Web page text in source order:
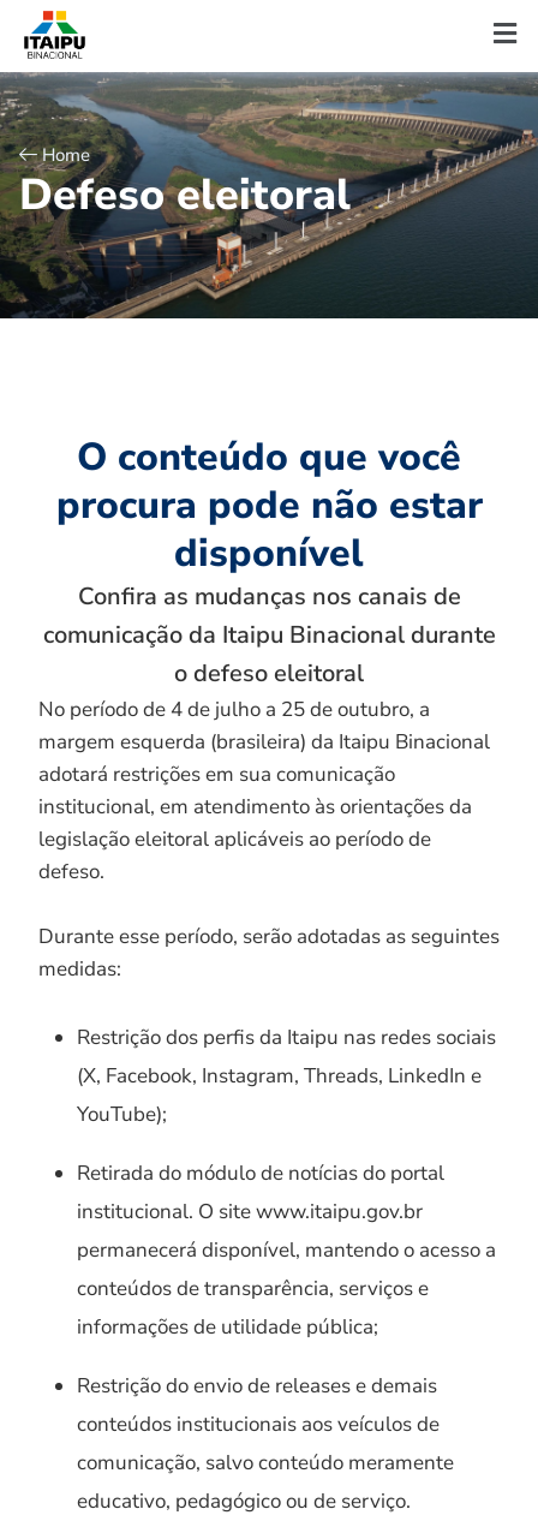
Home
Defeso eleitoral
O conteúdo que você
procura pode não estar
disponível
Confira as mudanças nos canais de
comunicação da Itaipu Binacional durante
o defeso eleitoral
No período de 4 de julho a 25 de outubro, a
margem esquerda (brasileira) da Itaipu Binacional
adotará restrições em sua comunicação
institucional, em atendimento às orientações da
legislação eleitoral aplicáveis ao período de
defeso.
Durante esse período, serão adotadas as seguintes
medidas:
Restrição dos perfis da Itaipu nas redes sociais
(X, Facebook, Instagram, Threads, LinkedIn e
YouTube);
Retirada do módulo de notícias do portal
institucional. O site www.itaipu.gov.br
permanecerá disponível, mantendo o acesso a
conteúdos de transparência, serviços e
informações de utilidade pública;
Restrição do envio de releases e demais
conteúdos institucionais aos veículos de
comunicação, salvo conteúdo meramente
educativo, pedagógico ou de serviço.